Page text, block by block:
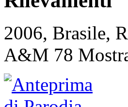
2006, Brasile,
A&M 78